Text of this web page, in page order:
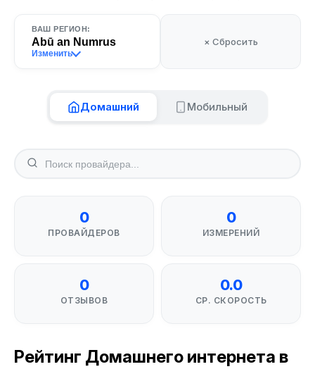
ВАШ РЕГИОН:
Abū an Numrus
Изменить
× Сбросить
Домашний Мобильный
0
ПРОВАЙДЕРОВ
0
ИЗМЕРЕНИЙ
0
ОТЗЫВОВ
0.0
СР. СКОРОСТЬ
Рейтинг Домашнего интернета в